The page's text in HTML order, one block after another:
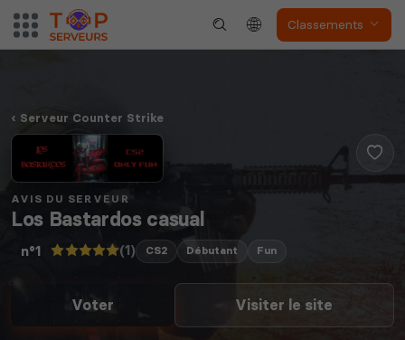
Classements
Neverwinter
Myth of Empires
Voir tous les
Serveur Counter Strike
AVIS DU SERVEUR
Los Bastardos casual
n°1 (1) CS2 Débutant Fun
Voter Visiter le site